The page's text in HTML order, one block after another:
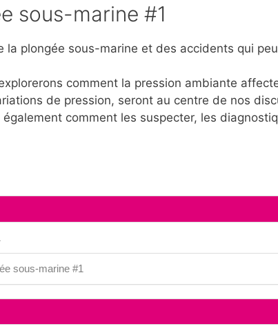
sous-marine #1
plongée sous-marine et des accidents qui
comment la pression ambiante
de pression, seront au centre de nos
comment les suspecter, les
sous-marine #1